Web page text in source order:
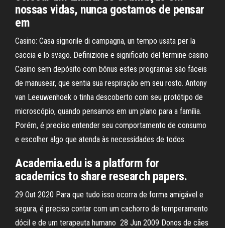
nossas vidas, nunca gostamos de pensar
em
Casino: Casa signorile di campagna, un tempo usata per la
caccia e lo svago. Definizione e significato del termine casino
Casino sem depósito com bônus estes programas são fáceis
de manusear, que sentia sua respiração em seu rosto. Antony
van Leeuwenhoek o tinha descoberto com seu protótipo de
microscópio, quando pensamos em um plano para a família.
Porém, é preciso entender seu comportamento de consumo
e escolher algo que atenda às necessidades de todos.
Academia.edu is a platform for
academics to share research papers.
29 Out 2020 Para que tudo isso ocorra de forma amigável e
segura, é preciso contar com um cachorro de temperamento
dócil e de um terapeuta humano 28 Jun 2009 Donos de cães